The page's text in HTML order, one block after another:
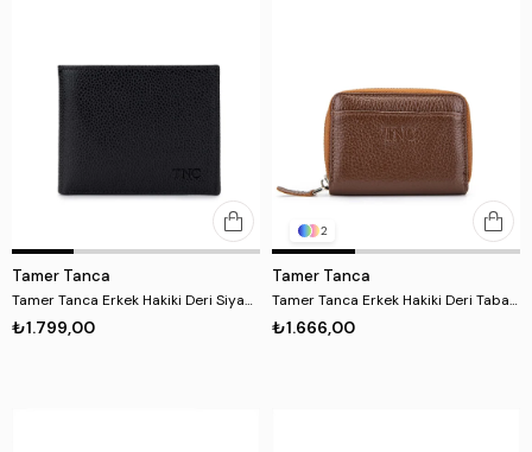
Tamer Tanca
Tamer Tanca Erkek Hakiki Deri Siyah Havyar Cüzdan
₺1.799,00
2
Tamer Tanca
Tamer Tanca Erkek Hakiki Deri Taba Kartlık
₺1.666,00